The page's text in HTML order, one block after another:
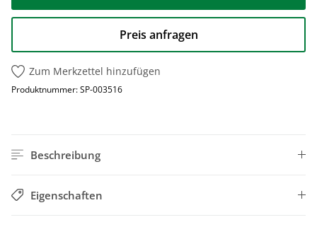
Preis anfragen
Zum Merkzettel hinzufügen
Produktnummer:SP-003516
Beschreibung
Eigenschaften